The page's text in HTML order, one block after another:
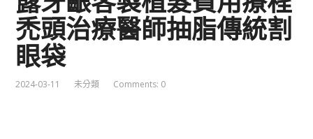
禿頭治療醫師抽脂傳統割
眼袋
2024-03-11 未分類 Comments: 0